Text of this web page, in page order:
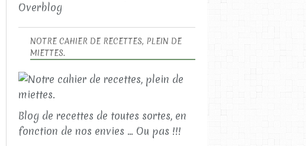
LES ACCOMPAGNEMENTS
NOTRE CAHIER DE RECETTES, PLEIN DE
MIETTES.
Blog de recettes de toutes sortes, en
fonction de nos envies ... Ou pas !!!
Overblog